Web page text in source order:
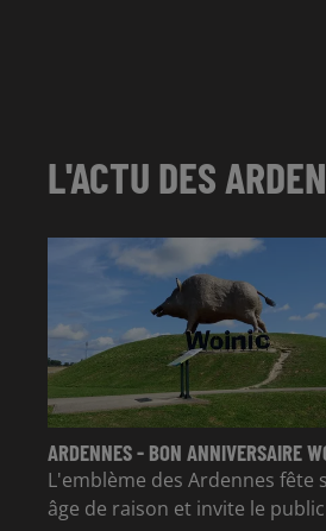
L'ACTU DES
ARDENNES - BON ANNIVERSAIRE
L'emblème des Ardennes fête
âge de raison et invite le public